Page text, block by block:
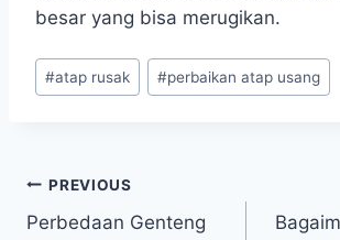
besar yang bisa merugikan.
#atap rusak #perbaikan atap usang
PREVIOUS
Perbedaan Genteng